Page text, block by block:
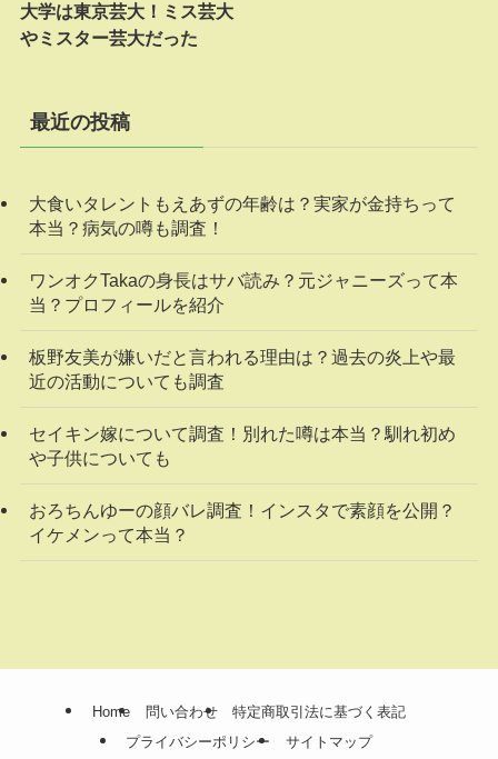
大学は東京芸大！ミス芸大
やミスター芸大だった
最近の投稿
大食いタレントもえあずの年齢は？実家が金持ちって
本当？病気の噂も調査！
ワンオクTakaの身長はサバ読み？元ジャニーズって本
当？プロフィールを紹介
板野友美が嫌いだと言われる理由は？過去の炎上や最
近の活動についても調査
セイキン嫁について調査！別れた噂は本当？馴れ初め
や子供についても
おろちんゆーの顔バレ調査！インスタで素顔を公開？
イケメンって本当？
Home 問い合わせ
特定商取引法に基づく表記
プライバシーポリシー
サイトマップ